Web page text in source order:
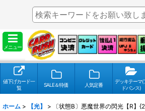
メニュー
値下げカード一
覧
SALE＆特価 人気定番
デッキテーマ(
ドバンス)
ホーム > 【光】 > 〔状態B〕悪魔世界の閃光【R】